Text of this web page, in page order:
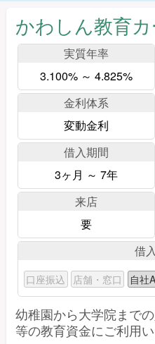
かわしん教育
実質年率
3.100% ～ 4.825%
金利体系
変動金利
借入期間
3ヶ月 ～ 7年
来店
要
借
口座振込 店舗・窓口 自社
幼稚園から大学院まで
等の教育資金にご利用い